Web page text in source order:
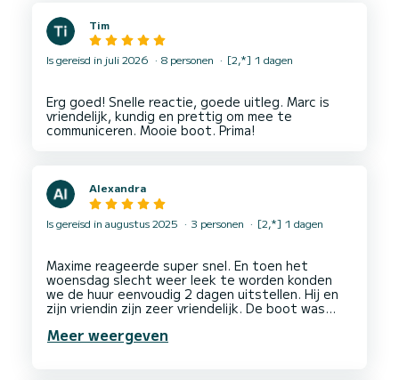
Tim
Is gereisd in juli 2026 8 personen [2,*] 1 dagen
Erg goed! Snelle reactie, goede uitleg. Marc is
vriendelijk, kundig en prettig om mee te
Alexandra
Is gereisd in augustus 2025 3 personen [2,*] 1 dagen
Maxime reageerde super snel. En toen het
woensdag slecht weer leek te worden konden
we de huur eenvoudig 2 dagen uitstellen. Hij en
zijn vriendin zijn zeer vriendelijk. De boot was
Bijzonder om een keer in zo’n getijden gebied te
Meer weergeven